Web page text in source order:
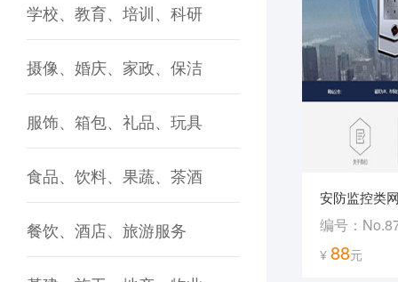
学校、教育、培训、科研
摄像、婚庆、家政、保洁
服饰、箱包、礼品、玩具
食品、饮料、果蔬、茶酒
餐饮、酒店、旅游服务
安防监控类
编号：
¥ 88元